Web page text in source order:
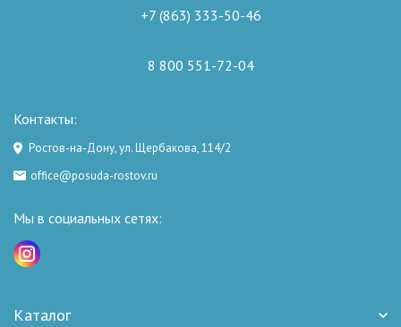
+7 (863) 333-50-46
8 800 551-72-04
Контакты:
Ростов-на-Дону, ул. Щербакова, 114/2
office@posuda-rostov.ru
Мы в социальных сетях:
Каталог